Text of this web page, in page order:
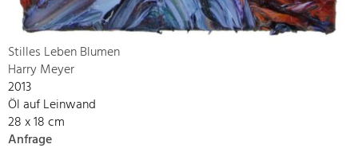
Stilles Leben Blumen
Harry Meyer
2013
Öl auf Leinwand
28 x 18 cm
Anfrage